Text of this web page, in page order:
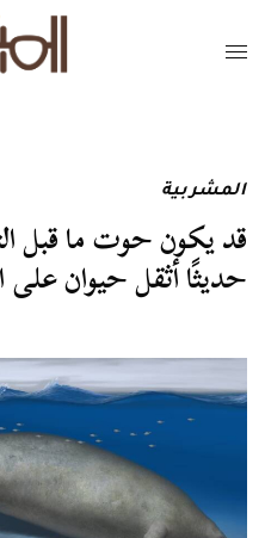
المشربية
قد يكون حوت ما قبل
حديثًا أثقل حيوان على